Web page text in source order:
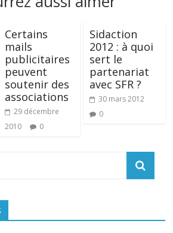
Certains
mails
publicitaires
peuvent
soutenir des
associations
29 décembre
2010
0
Sidaction
2012 : à quoi
sert le
partenariat
avec SFR ?
30 mars 2012
0